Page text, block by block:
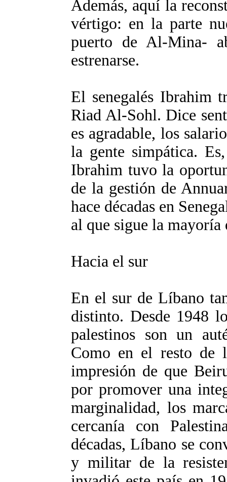
Además, aquí la
vértigo: en la parte
puerto de Al-Mina-
estrenarse.
El senegalés Ibrahim
Riad Al-Sohl. Dice
es agradable, los
la gente simpática.
Ibrahim tuvo la
de la gestión de
hace décadas en
al que sigue la mayoría
Hacia el sur
En el sur de Líbano
distinto. Desde 1948
palestinos son un
Como en el resto de
impresión de que
por promover una
marginalidad, los
cercanía con
décadas, Líbano se
y militar de la